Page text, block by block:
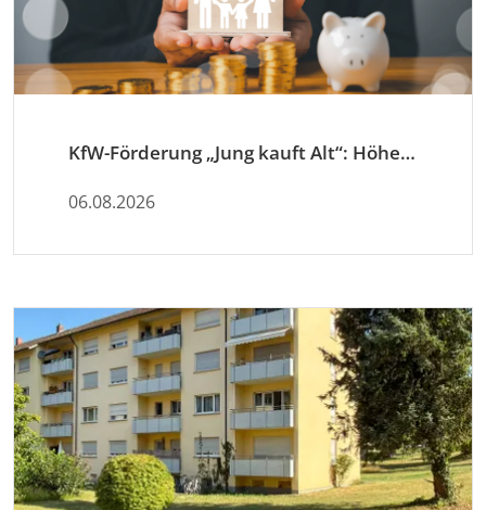
KfW-Förderung „Jung kauft Alt“: Höhere Kredite ab August 2026
06.08.2026